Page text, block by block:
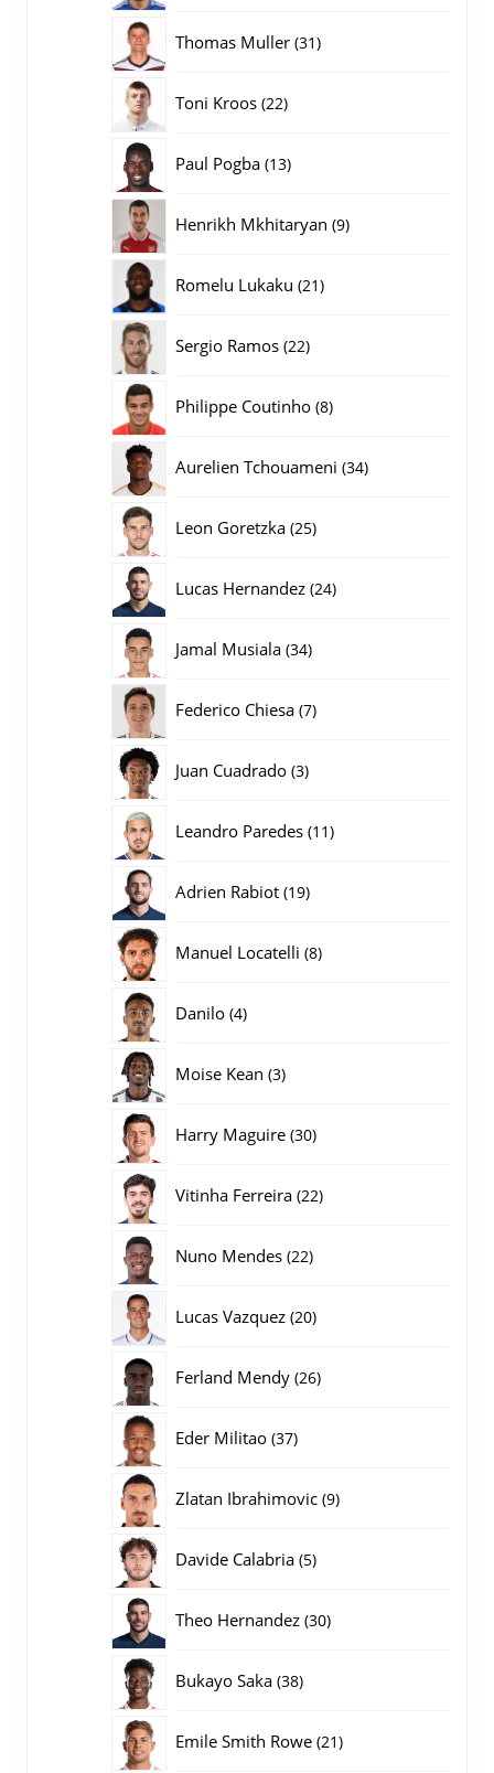
Thomas Muller 3131
Toni Kroos 2222
Paul Pogba 1313
Henrikh Mkhitaryan 99
Romelu Lukaku 2121
Sergio Ramos 2222
Philippe Coutinho 88
Aurelien Tchouameni 3434
Leon Goretzka 2525
Lucas Hernandez 2424
Jamal Musiala 3434
Federico Chiesa 77
Juan Cuadrado 33
Leandro Paredes 1111
Adrien Rabiot 1919
Manuel Locatelli 88
Danilo 44
Moise Kean 33
Harry Maguire 3030
Vitinha Ferreira 2222
Nuno Mendes 2222
Lucas Vazquez 2020
Ferland Mendy 2626
Eder Militao 3737
Zlatan Ibrahimovic 99
Davide Calabria 55
Theo Hernandez 3030
Bukayo Saka 3838
Emile Smith Rowe 2121